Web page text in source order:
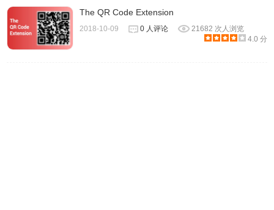
4、如果要生成当前网页的二维码，直接点击插件图标即可立
刻生成。
The QR Code Extension
2018-10-09 0 人评论
21682 次人浏览
4.0 分